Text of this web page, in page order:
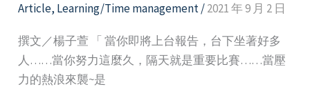
Article, Learning/Time management/2021 年 9 月 2 日
撰文／楊子萱 「 當你即將上台報告，台下坐著好多
人……當你努力這麼久，隔天就是重要比賽……當壓
力的熱浪來襲~是